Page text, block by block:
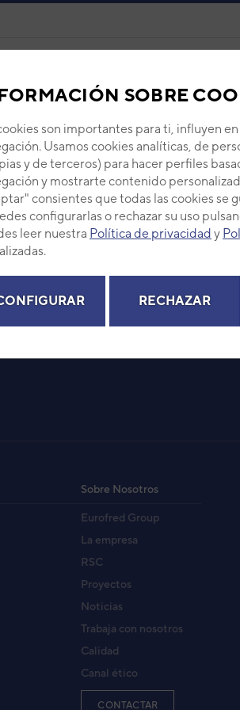
SOBRE
son importantes para ti, influyen
Usamos cookies analíticas, de
y de terceros) para hacer perfiles
y mostrarte contenido
consientes que todas las cookies se
configurarlas o rechazar su uso
leer nuestra Política de privacidad y
RECHAZAR
KMTA
3NGF87021
ASYG12KMTA
Sobre Nosotros
Eurofred Group
La empresa
RSC
Proyectos
Noticias
Trabaja con nosotros
Calidad
Canal ético
CONTACTAR